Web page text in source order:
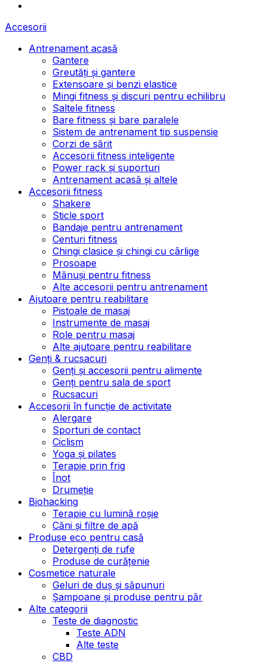
Accesorii
Antrenament acasă
Gantere
Greutăți și gantere
Extensoare și benzi elastice
Mingi fitness și discuri pentru echilibru
Saltele fitness
Bare fitness și bare paralele
Sistem de antrenament tip suspensie
Corzi de sărit
Accesorii fitness inteligente
Power rack și suporturi
Antrenament acasă și altele
Accesorii fitness
Shakere
Sticle sport
Bandaje pentru antrenament
Centuri fitness
Chingi clasice și chingi cu cârlige
Prosoape
Mănuși pentru fitness
Alte accesorii pentru antrenament
Ajutoare pentru reabilitare
Pistoale de masaj
Instrumente de masaj
Role pentru masaj
Alte ajutoare pentru reabilitare
Genți & rucsacuri
Genți și accesorii pentru alimente
Genți pentru sala de sport
Rucsacuri
Accesorii în funcție de activitate
Alergare
Sporturi de contact
Ciclism
Yoga și pilates
Terapie prin frig
Înot
Drumeție
Biohacking
Terapie cu lumină roșie
Căni și filtre de apă
Produse eco pentru casă
Detergenți de rufe
Produse de curățenie
Cosmetice naturale
Geluri de duș și săpunuri
Șampoane și produse pentru păr
Alte categorii
Teste de diagnostic
Teste ADN
Alte teste
CBD